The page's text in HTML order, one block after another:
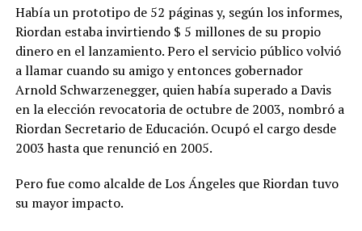
Había un prototipo de 52 páginas y, según los informes,
Riordan estaba invirtiendo $ 5 millones de su propio
dinero en el lanzamiento. Pero el servicio público volvió
a llamar cuando su amigo y entonces gobernador
Arnold Schwarzenegger, quien había superado a Davis
en la elección revocatoria de octubre de 2003, nombró a
Riordan Secretario de Educación. Ocupó el cargo desde
2003 hasta que renunció en 2005.
Pero fue como alcalde de Los Ángeles que Riordan tuvo
su mayor impacto.